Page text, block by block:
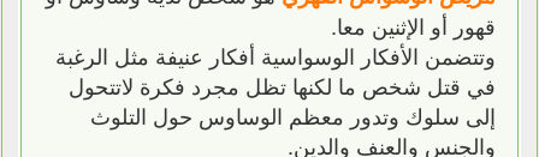
قهور أو الإثنين معا.
وتتضمن الأفكار الوسواسية أفكار عنيفة مثل الرغبة
في قتل شخص ما لكنها تظل مجرد فكرة لاتتحول
إلى سلوك وتدور معظم الوساوس حول التلوث
والجنس والعنف والدين.